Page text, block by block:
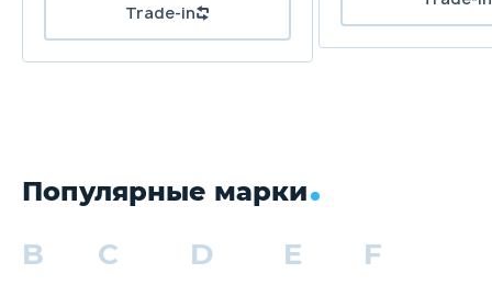
Популярные марки
B C D E F